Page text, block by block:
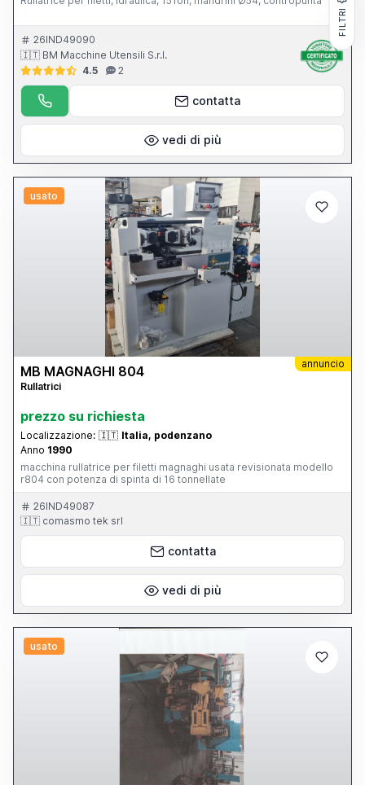
26IND49090
🇮🇹 BM Macchine Utensili S.r.l.
4.5
2
contatta
vedi di più
usato
annuncio
MB MAGNAGHI 804
Rullatrici
prezzo su richiesta
Localizzazione: 🇮🇹 Italia, podenzano
Anno 1990
macchina rullatrice per filetti magnaghi usata revisionata modello
r804 con potenza di spinta di 16 tonnellate
26IND49087
🇮🇹 comasmo tek srl
contatta
vedi di più
usato
FILTRI